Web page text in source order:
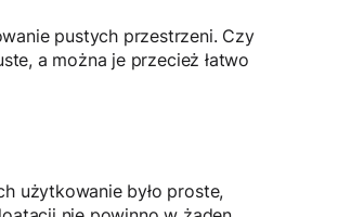
pustych przestrzeni. Czy
a można je przecież łatwo
użytkowanie było proste,